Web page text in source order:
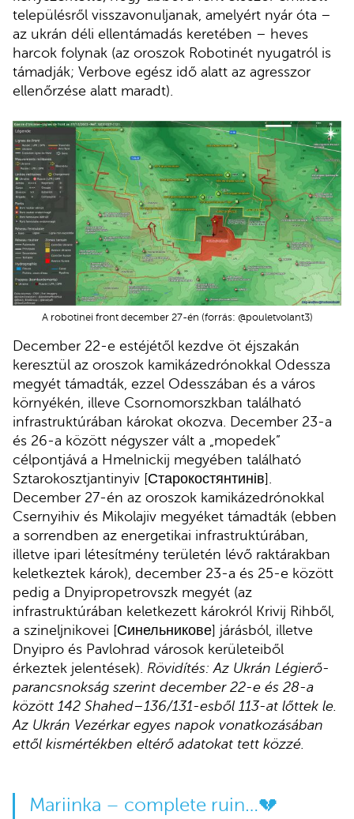
településről visszavonuljanak, amelyért nyár óta –
az ukrán déli ellentámadás keretében – heves
harcok folynak (az oroszok Robotinét nyugatról is
támadják; Verbove egész idő alatt az agresszor
ellenőrzése alatt maradt).
A robotinei front december 27-én (forrás: @pouletvolant3)
December 22-e estéjétől kezdve öt éjszakán
keresztül az oroszok kamikázedrónokkal Odessza
megyét támadták, ezzel Odesszában és a város
környékén, illeve Csornomorszkban található
infrastruktúrában károkat okozva. December 23-a
és 26-a között négyszer vált a „mopedek”
célpontjává a Hmelnickij megyében található
Sztarokosztjantinyiv [Старокостянтинів].
December 27-én az oroszok kamikázedrónokkal
Csernyihiv és Mikolajiv megyéket támadták (ebben
a sorrendben az energetikai infrastruktúrában,
illetve ipari létesítmény területén lévő raktárakban
keletkeztek károk), december 23-a és 25-e között
pedig a Dnyipropetrovszk megyét (az
infrastruktúrában keletkezett károkról Krivij Rihből,
a szineljnikovei [Синельникове] járásból, illetve
Dnyipro és Pavlohrad városok kerületeiből
érkeztek jelentések). Rövidítés: Az Ukrán Légierő-
parancsnokság szerint december 22-e és 28-a
között 142 Shahed–136/131-esből 113-at lőttek le.
Az Ukrán Vezérkar egyes napok vonatkozásában
ettől kismértékben eltérő adatokat tett közzé.
Mariinka – complete ruin…💔